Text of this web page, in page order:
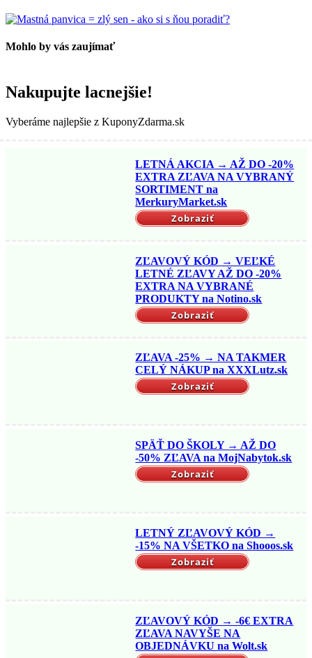
Mohlo by vás zaujímať
Tipy a rady
Najťažšie je vraj kúpiť darček pre muža –
Tipy a rady
Ako na dovolenku s bábätkom? Bez plánovania to
Ako sa zorientovať v ponuke tonerov a vybrať ten
Tipy a rady
Nakupujte lacnejšie!
Vyberáme najlepšie z KuponyZdarma.sk
LETNÁ AKCIA → AŽ DO -20%
EXTRA ZĽAVA NA VYBRANÝ
SORTIMENT na
MerkuryMarket.sk
Zobraziť
ZĽAVOVÝ KÓD → VEĽKÉ
LETNÉ ZĽAVY AŽ DO -20%
EXTRA NA VYBRANÉ
PRODUKTY na Notino.sk
Zobraziť
ZĽAVA -25% → NA TAKMER
CELÝ NÁKUP na XXXLutz.sk
Zobraziť
SPÄŤ DO ŠKOLY → AŽ DO
-50% ZĽAVA na MojNabytok.sk
Zobraziť
LETNÝ ZĽAVOVÝ KÓD →
-15% NA VŠETKO na Shooos.sk
Zobraziť
ZĽAVOVÝ KÓD → -6€ EXTRA
ZĽAVA NAVYŠE NA
OBJEDNÁVKU na Wolt.sk